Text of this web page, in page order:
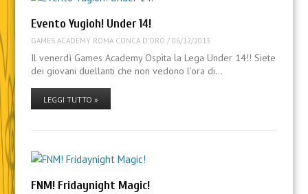
Evento Yugioh! Under 14!
GAMES ACADEMY ROMA CONCA D'ORO / 06/12/2013
Il venerdì Games Academy Ospita la Lega Under 14!! Siete
dei giovani duellanti che non vedono l’ora di…
LEGGI TUTTO »
FNM! Fridaynight Magic!